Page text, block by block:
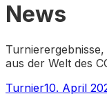
News
aus der Welt des
Turnier10. April